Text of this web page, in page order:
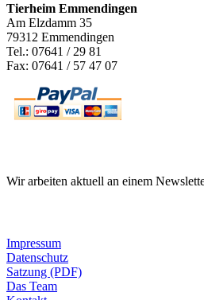
Tierheim Emmendingen
Am Elzdamm 35
79312 Emmendingen
Tel.: 07641 / 29 81
Fax: 07641 / 57 47 07
Wir arbeiten aktuell an einem
Impressum
Datenschutz
Satzung (PDF)
Das Team